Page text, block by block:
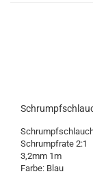
Schrumpfrate 2:1
3,2mm 1m
Farbe: Blau